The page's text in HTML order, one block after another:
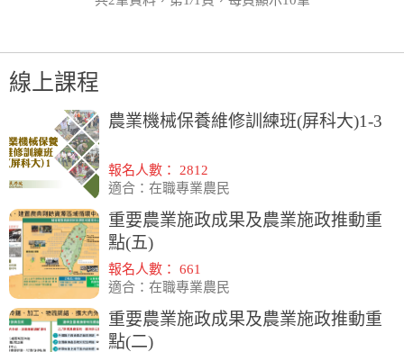
線上課程
農業機械保養維修訓練班(屏科大)1-3
報名人數： 2812
適合：在職專業農民
重要農業施政成果及農業施政推動重
點(五)
報名人數： 661
適合：在職專業農民
重要農業施政成果及農業施政推動重
點(二)